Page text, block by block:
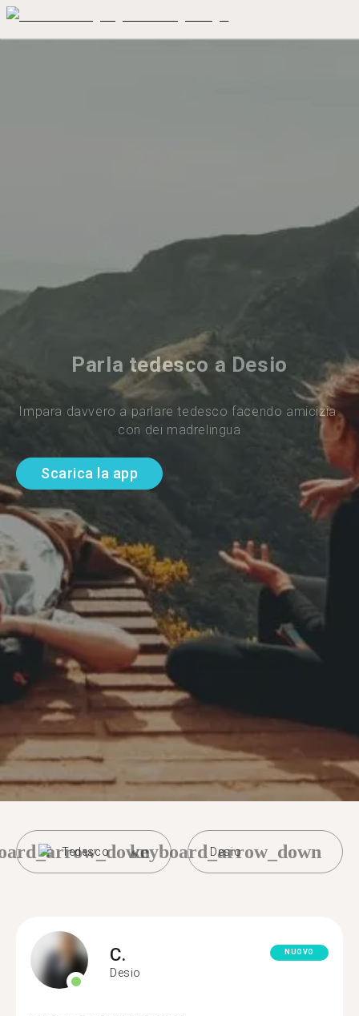
Parla tedesco a Desio
Impara davvero a parlare tedesco facendo amicizia
con dei madrelingua
Scarica la app
Tedesco Desio
keyboard_arrow_down
C.
Desio
NUOVO